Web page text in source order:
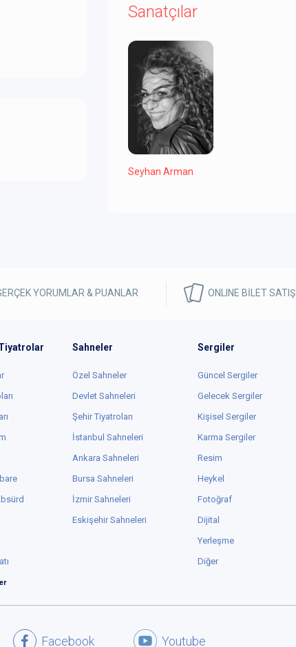
Sanatçılar
Seyhan Arman
YORUMLAR & PUANLAR ONLINE BİLET SATIŞ
Sahneler
Özel Sahneler
Devlet Sahneleri
Şehir Tiyatroları
İstanbul Sahneleri
Ankara Sahneleri
Bursa Sahneleri
İzmir Sahneleri
Eskişehir Sahneleri
Sergiler
Güncel Sergiler
Gelecek Sergiler
Kişisel Sergiler
Karma Sergiler
Resim
Heykel
Fotoğraf
Dijital
Yerleşme
Diğer
Youtube
Facebook